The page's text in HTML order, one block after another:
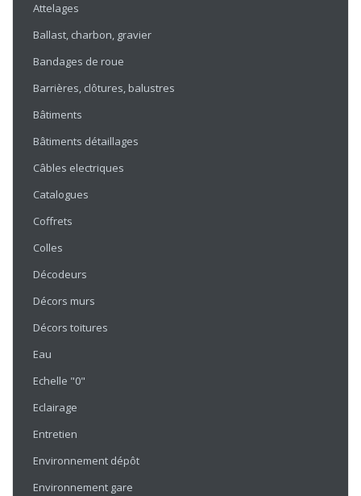
Attelages
Ballast, charbon, gravier
Bandages de roue
Barrières, clôtures, balustres
Bâtiments
Bâtiments détaillages
Câbles electriques
Catalogues
Coffrets
Colles
Décodeurs
Décors murs
Décors toitures
Eau
Echelle "0"
Eclairage
Entretien
Environnement dépôt
Environnement gare